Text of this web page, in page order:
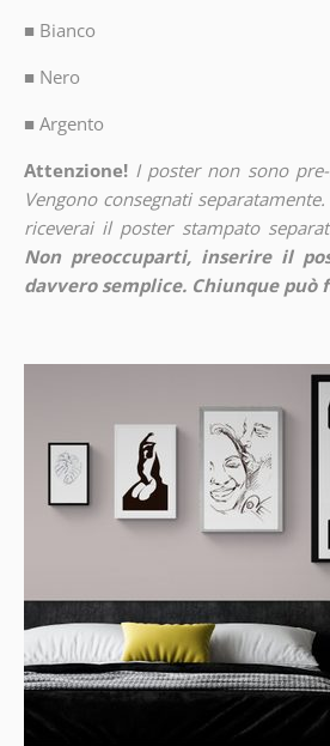
■ Bianco
■ Nero
■ Argento
Attenzione! I poster non sono
Vengono consegnati
riceverai il poster stampato
Non preoccuparti, inserire il
davvero semplice. Chiunque può